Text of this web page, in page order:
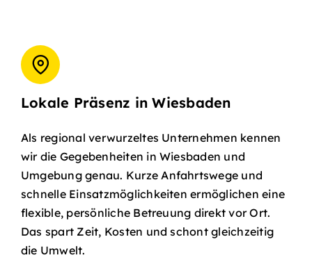
Lokale Präsenz in Wiesbaden
Als regional verwurzeltes Unternehmen kennen
wir die Gegebenheiten in Wiesbaden und
Umgebung genau. Kurze Anfahrtswege und
schnelle Einsatzmöglichkeiten ermöglichen eine
flexible, persönliche Betreuung direkt vor Ort.
Das spart Zeit, Kosten und schont gleichzeitig
die Umwelt.